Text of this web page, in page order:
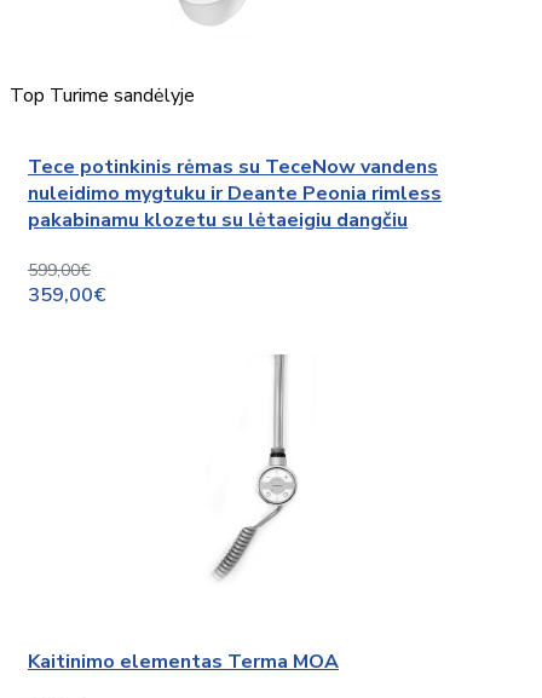
Top Turime sandėlyje
Tece potinkinis rėmas su TeceNow vandens
nuleidimo mygtuku ir Deante Peonia rimless
pakabinamu klozetu su lėtaeigiu dangčiu
599,00€
359,00€
Kaitinimo elementas Terma MOA